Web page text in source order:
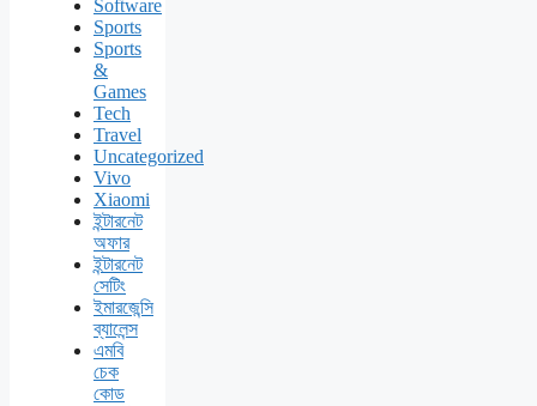
Software
Sports
Sports
&
Games
Tech
Travel
Uncategorized
Vivo
Xiaomi
ইন্টারনেট
অফার
ইন্টারনেট
সেটিং
ইমারজেন্সি
ব্যালেন্স
এমবি
চেক
কোড